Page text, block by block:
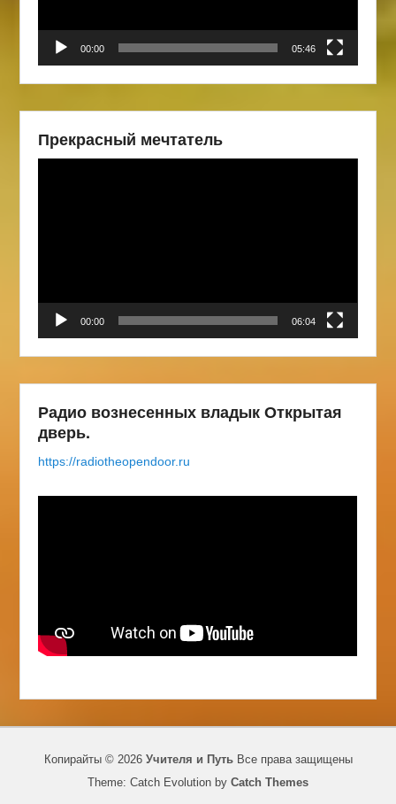
00:00 05:46
Прекрасный мечтатель
00:00 06:04
Радио вознесенных владык Открытая
дверь.
https://radiotheopendoor.ru
Копирайты © 2026 Учителя и ПутьВсе права защищены
Theme: Catch Evolution by Catch Themes